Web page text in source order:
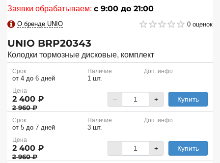
Заявки обрабатываем: с 9:00 до 21:00
О бренде UNIO 0 оценок
UNIO BRP20343
Колодки тормозные дисковые, комплект
Срок
от 4 до 6 дней
Наличие
1 шт.
Доп. инфо
Цена
2 400 ₽
2 960 ₽
– + Купить
Срок
от 5 до 7 дней
Наличие
3 шт.
Доп. инфо
Цена
2 400 ₽
2 960 ₽
– + Купить